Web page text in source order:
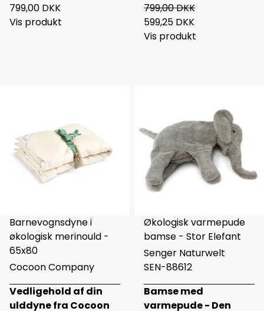
799,00 DKK
Vis produkt
799,00 DKK
599,25 DKK
Vis produkt
Barnevognsdyne i
økologisk merinould -
65x80
Cocoon Company
Vedligehold af din
ulddyne fra Cocoon
Økologisk varmepude
bamse - Stor Elefant
Senger Naturwelt
SEN-88612
Bamse med
varmepude - Den